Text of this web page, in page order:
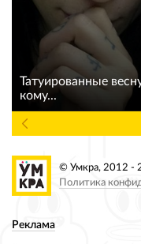
Татуированные
кому...
Реклама
© Умкра, 2012 -
Политика